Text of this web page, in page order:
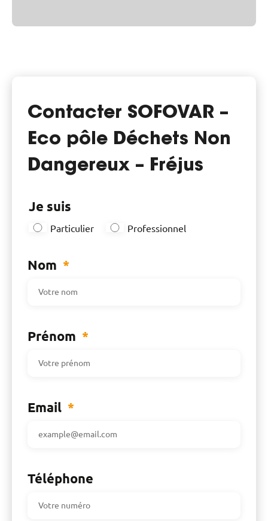
Contacter SOFOVAR –
Eco pôle Déchets Non
Dangereux – Fréjus
Je suis
Particulier Professionnel
Nom *
Prénom *
Email *
Téléphone